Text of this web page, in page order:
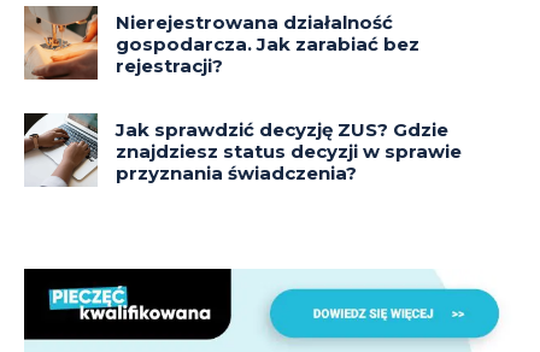
Nierejestrowana działalność
gospodarcza. Jak zarabiać bez
rejestracji?
Jak sprawdzić decyzję ZUS? Gdzie
znajdziesz status decyzji w sprawie
przyznania świadczenia?